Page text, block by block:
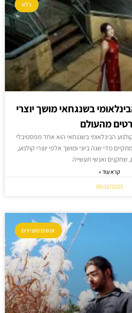
בלוג
בשנגחאי מושך יוצרי
מהעולם
הבינלאומי בשנגחאי הוא אחד מפסטיבלי
מדי שנה ביוני ומושך אלפי יוצרי קולנוע,
שחקנים ואנשי תעשייה
קרא עוד »
06/10/2025
אנשים מעניינים